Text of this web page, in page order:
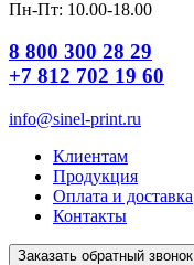
Пн-Пт: 10.00-18.00
8 800 300 28 29
+7 812 702 19 60
info@sinel-print.ru
Клиентам
Продукция
Оплата и доставка
Контакты
Заказать обратный звонок